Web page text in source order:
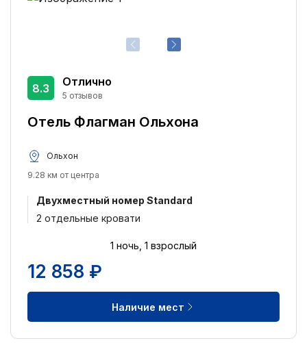
Отель Флагман Ольхона
Отлично
5 отзывов
8.3
Ольхон
9.28 км от центра
Двухместный номер Standard
2 отдельные кровати
1 ночь, 1 взрослый
12 858 ₽
Наличие мест